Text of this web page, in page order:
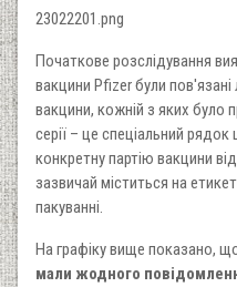
23022201.png
Початкове розслідування
вакцини Pfizer були
вакцини, кожній з яких було
серії – це спеціальний
конкретну партію вакцини
зазвичай міститься на
пакуванні.
На графіку вище показано,
мали жодного